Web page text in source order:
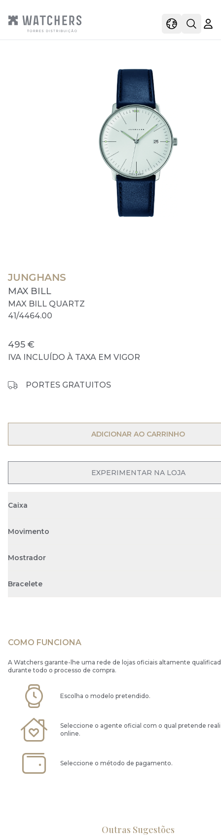
viewOpen
JUNGHANS
MAX BILL
MAX BILL QUARTZ
41/4464.00
495 €
IVA INCLUÍDO À TAXA EM VIGOR
PORTES GRATUITOS
OPEN MENU
ADICIONAR AO CARRINHO
OPEN MENU
EXPERIMENTAR NA LOJA
Caixa
Movimento
Mostrador
Bracelete
COMO FUNCIONA
A Watchers garante-lhe uma rede de lojas oficiais altamente
durante todo o processo de compra.
Escolha o modelo pretendido.
Seleccione o agente oficial com o qual pretende
online.
Seleccione o método de pagamento.
Outras Sugestões